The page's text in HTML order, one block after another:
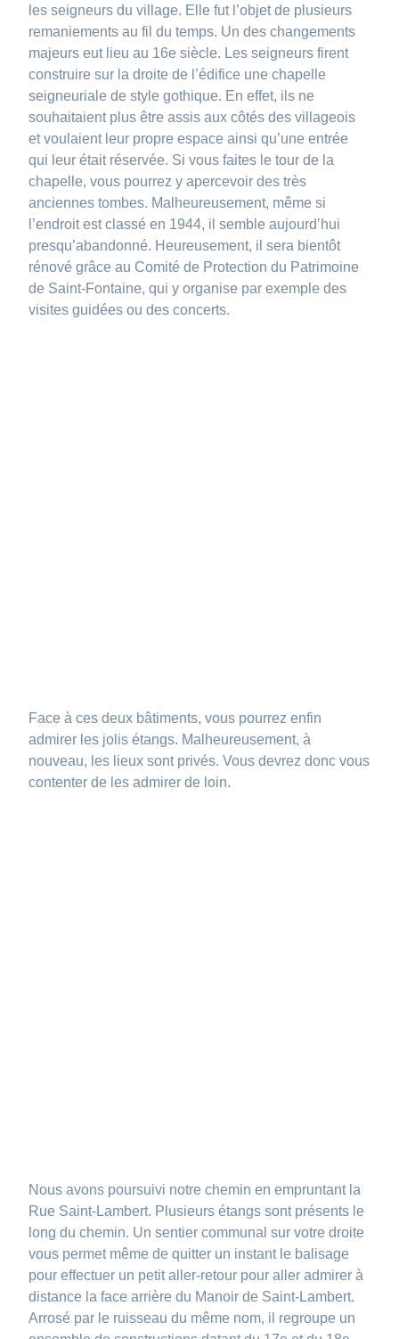
les seigneurs du village. Elle fut l’objet de plusieurs
remaniements au fil du temps. Un des changements
majeurs eut lieu au 16e siècle. Les seigneurs firent
construire sur la droite de l’édifice une chapelle
seigneuriale de style gothique. En effet, ils ne
souhaitaient plus être assis aux côtés des villageois
et voulaient leur propre espace ainsi qu’une entrée
qui leur était réservée. Si vous faites le tour de la
chapelle, vous pourrez y apercevoir des très
anciennes tombes. Malheureusement, même si
l’endroit est classé en 1944, il semble aujourd’hui
presqu’abandonné. Heureusement, il sera bientôt
rénové grâce au Comité de Protection du Patrimoine
de Saint-Fontaine, qui y organise par exemple des
visites guidées ou des concerts.
Face à ces deux bâtiments, vous pourrez enfin
admirer les jolis étangs. Malheureusement, à
nouveau, les lieux sont privés. Vous devrez donc vous
contenter de les admirer de loin.
Nous avons poursuivi notre chemin en empruntant la
Rue Saint-Lambert. Plusieurs étangs sont présents le
long du chemin. Un sentier communal sur votre droite
vous permet même de quitter un instant le balisage
pour effectuer un petit aller-retour pour aller admirer à
distance la face arrière du Manoir de Saint-Lambert.
Arrosé par le ruisseau du même nom, il regroupe un